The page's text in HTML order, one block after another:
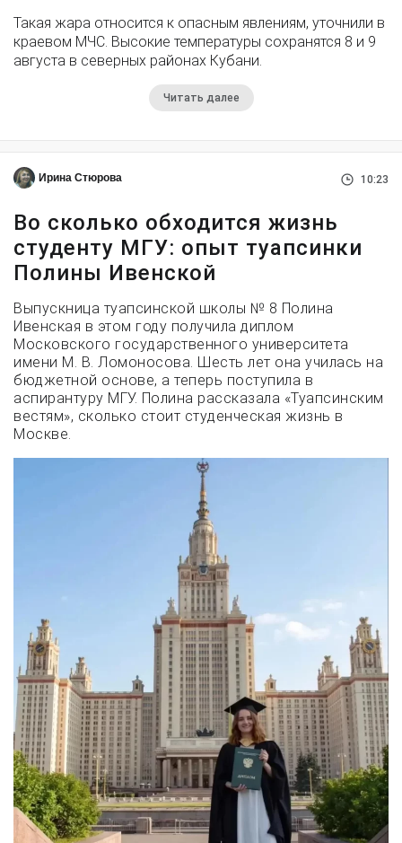
Такая жара относится к опасным явлениям, уточнили в
краевом МЧС. Высокие температуры сохранятся 8 и 9
августа в северных районах Кубани.
Читать далее
Ирина Стюрова 10:23
Во сколько обходится жизнь
студенту МГУ: опыт туапсинки
Полины Ивенской
Выпускница туапсинской школы № 8 Полина
Ивенская в этом году получила диплом
Московского государственного университета
имени М. В. Ломоносова. Шесть лет она училась на
бюджетной основе, а теперь поступила в
аспирантуру МГУ. Полина рассказала «Туапсинским
вестям», сколько стоит студенческая жизнь в
Москве.